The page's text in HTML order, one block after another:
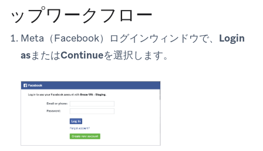
ップワークフロー
Meta（Facebook）ログインウィンドウで、 Login
asまたはContinueを選択します。